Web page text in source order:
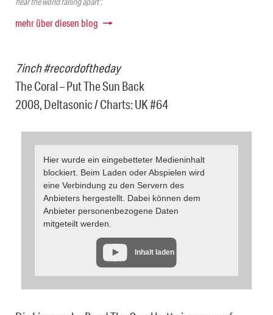
mehr über diesen blog
7inch #recordoftheday
The Coral – Put The Sun Back
2008, Deltasonic / Charts: UK #64
Hier wurde ein eingebetteter Medieninhalt
blockiert. Beim Laden oder Abspielen wird
eine Verbindung zu den Servern des
Anbieters hergestellt. Dabei können dem
Anbieter personenbezogene Daten
mitgeteilt werden.
Inhalt laden